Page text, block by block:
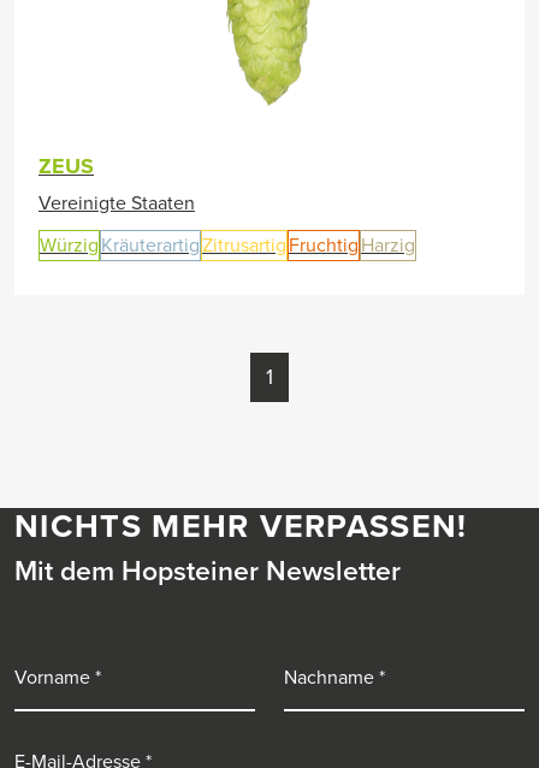
ZEUS
Vereinigte Staaten
Würzig KräuterartigZitrusartig Fruchtig Harzig
1
NICHTS MEHR VERPASSEN!
Mit dem Hopsteiner Newsletter